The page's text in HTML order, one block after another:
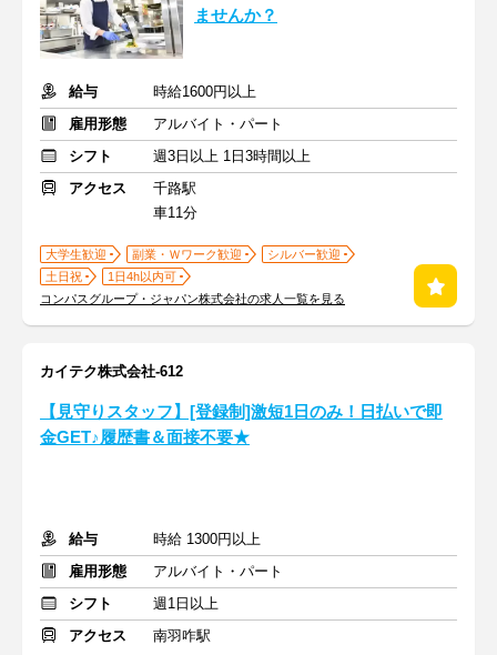
ませんか？
給与
時給1600円以上
雇用形態
アルバイト・パート
シフト
週3日以上 1日3時間以上
アクセス
千路駅
車11分
大学生歓迎 副業・Ｗワーク歓迎
シルバー歓迎
土日祝
1日4h以内可
コンパスグループ・ジャパン株式会社の求人一覧を見る
カイテク株式会社-612
【見守りスタッフ】[登録制]激短1日のみ！日払いで即
金GET♪履歴書＆面接不要★
給与
時給 1300円以上
雇用形態
アルバイト・パート
シフト
週1日以上
アクセス
南羽咋駅